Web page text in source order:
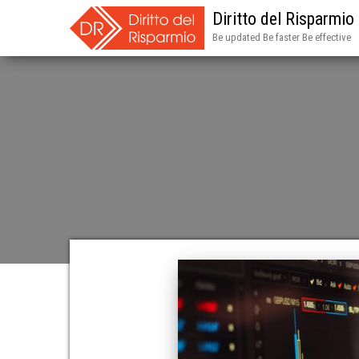
Diritto del Risparmio
Be updated Be faster Be effective